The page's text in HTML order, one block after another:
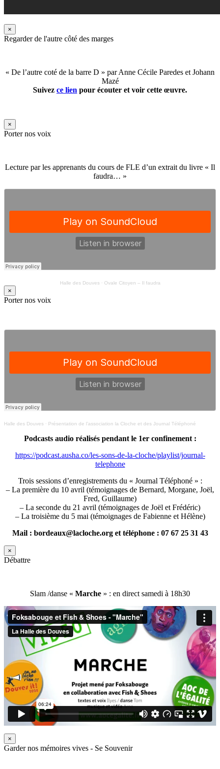
×
Regarder de l'autre côté des marges
« De l’autre coté de la barre D » par Anne Cécile Paredes et Johann
Mazé
Suivez ce lien pour écouter et voir cette œuvre.
×
Porter nos voix
Lecture par les apprenants du cours de FLE d’un extrait du livre « Il
faudra… »
Halle des Douves· Ovale Citoyen – Il faudra
×
Porter nos voix
Halle des Douves · Présentation de l’association la Cloche et des Journal Téléphoné
Podcasts audio réalisés pendant le 1er confinement :
https://podcast.ausha.co/les-sons-de-la-cloche/playlist/journal-
telephone
Trois sessions d’enregistrements du « Journal Téléphoné » :
– La première du 10 avril (témoignages de Bernard, Morgane, Joël,
Fred, Guillaume)
– La seconde du 21 avril (témoignages de Joël et Frédéric)
– La troisième du 5 mai (témoignages de Fabienne et Hélène)
Mail : bordeaux@lacloche.org et téléphone : 07 67 25 31 43
×
Débattre
Slam /danse « Marche » : en direct samedi à 18h30
×
Garder nos mémoires vives - Se Souvenir